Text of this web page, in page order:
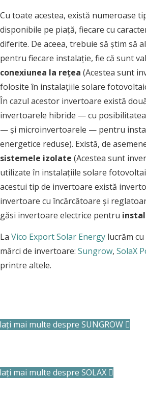
Cu toate acestea, există numeroase
disponibile pe piață, fiecare cu
diferite. De aceea, trebuie să știm să
pentru fiecare instalație, fie că sunt
conexiunea la rețea (Acestea sunt
folosite în instalațiile solare
În cazul acestor invertoare există
invertoarele hibride — cu
— și microinvertoarele — pentru
energetice reduse). Există, de
sistemele izolate (Acestea sunt
utilizate în instalațiile solare
acestui tip de invertoare există
invertoare cu încărcătoare și
găsi invertoare electrice pentru
La Vico Export Solar Energy lucrăm
mărci de invertoare: Sungrow, SolaX
printre altele.
mai multe despre SUNGROW
mai multe despre SOLAX